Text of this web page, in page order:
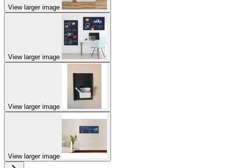
View larger image
View larger image
View larger image
View larger image